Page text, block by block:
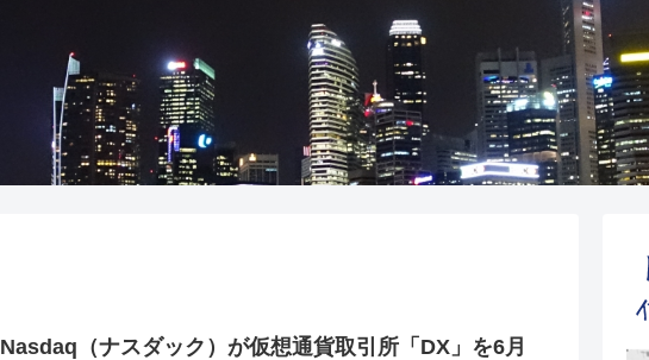
Nasdaq（ナスダック）が仮想通貨取引所「DX」を6月